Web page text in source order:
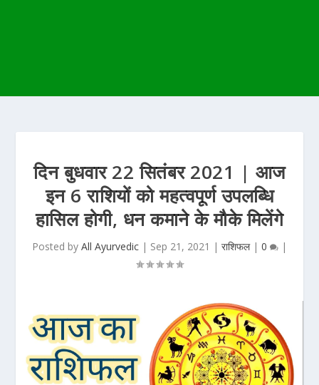
दिन बुधवार 22 सितंबर 2021 | आज
इन 6 राशियों को महत्वपूर्ण उपलब्धि
हासिल होगी, धन कमाने के मौके मिलेंगे
Posted by All Ayurvedic | Sep 21, 2021 | राशिफल| 0 |